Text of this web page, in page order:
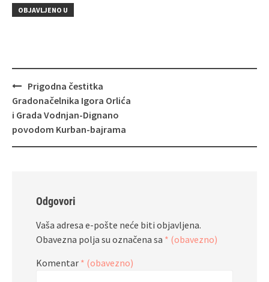
OBJAVLJENO U
Navigacija
objava
Prigodna čestitka
Gradonačelnika Igora Orlića
i Grada Vodnjan-Dignano
povodom Kurban-bajrama
Odgovori
Vaša adresa e-pošte neće biti objavljena.
Obavezna polja su označena sa * (obavezno)
Komentar * (obavezno)